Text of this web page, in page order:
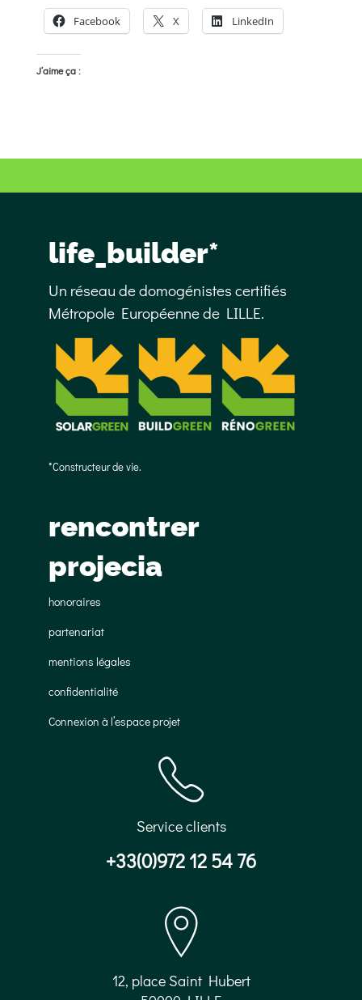
Facebook X LinkedIn
J’aime ça :
life_builder*
Un réseau de domogénistes certifiés
Métropole Européenne de LILLE.
*Constructeur de vie.
rencontrer
projecia
honoraires
partenariat
mentions légales
confidentialité
Connexion à l’espace projet
Service clients
+33(0)972 12 54 76
12, place Saint Hubert